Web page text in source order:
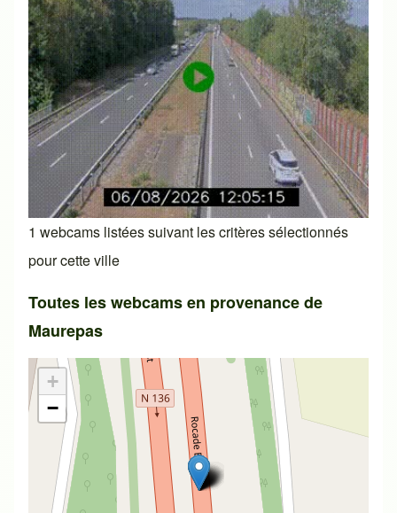
1 webcams listées suivant les critères sélectionnés
pour cette ville
Toutes les webcams en provenance de
Maurepas
+
−